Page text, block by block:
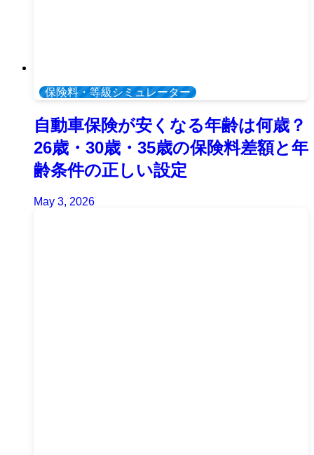
保険料・等級シミュレーター
自動車保険が安くなる年齢は何歳？
26歳・30歳・35歳の保険料差額と年
齢条件の正しい設定
May 3, 2026